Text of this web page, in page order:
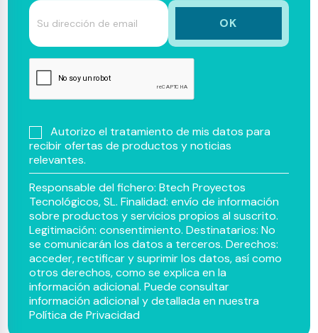
Autorizo el tratamiento de mis datos para
recibir ofertas de productos y noticias
relevantes.
Responsable del fichero: Btech Proyectos
Tecnológicos, SL. Finalidad: envío de información
sobre productos y servicios propios al suscrito.
Legitimación: consentimiento. Destinatarios: No
se comunicarán los datos a terceros. Derechos:
acceder, rectificar y suprimir los datos, así como
otros derechos, como se explica en la
información adicional. Puede consultar
información adicional y detallada en nuestra
Política de Privacidad